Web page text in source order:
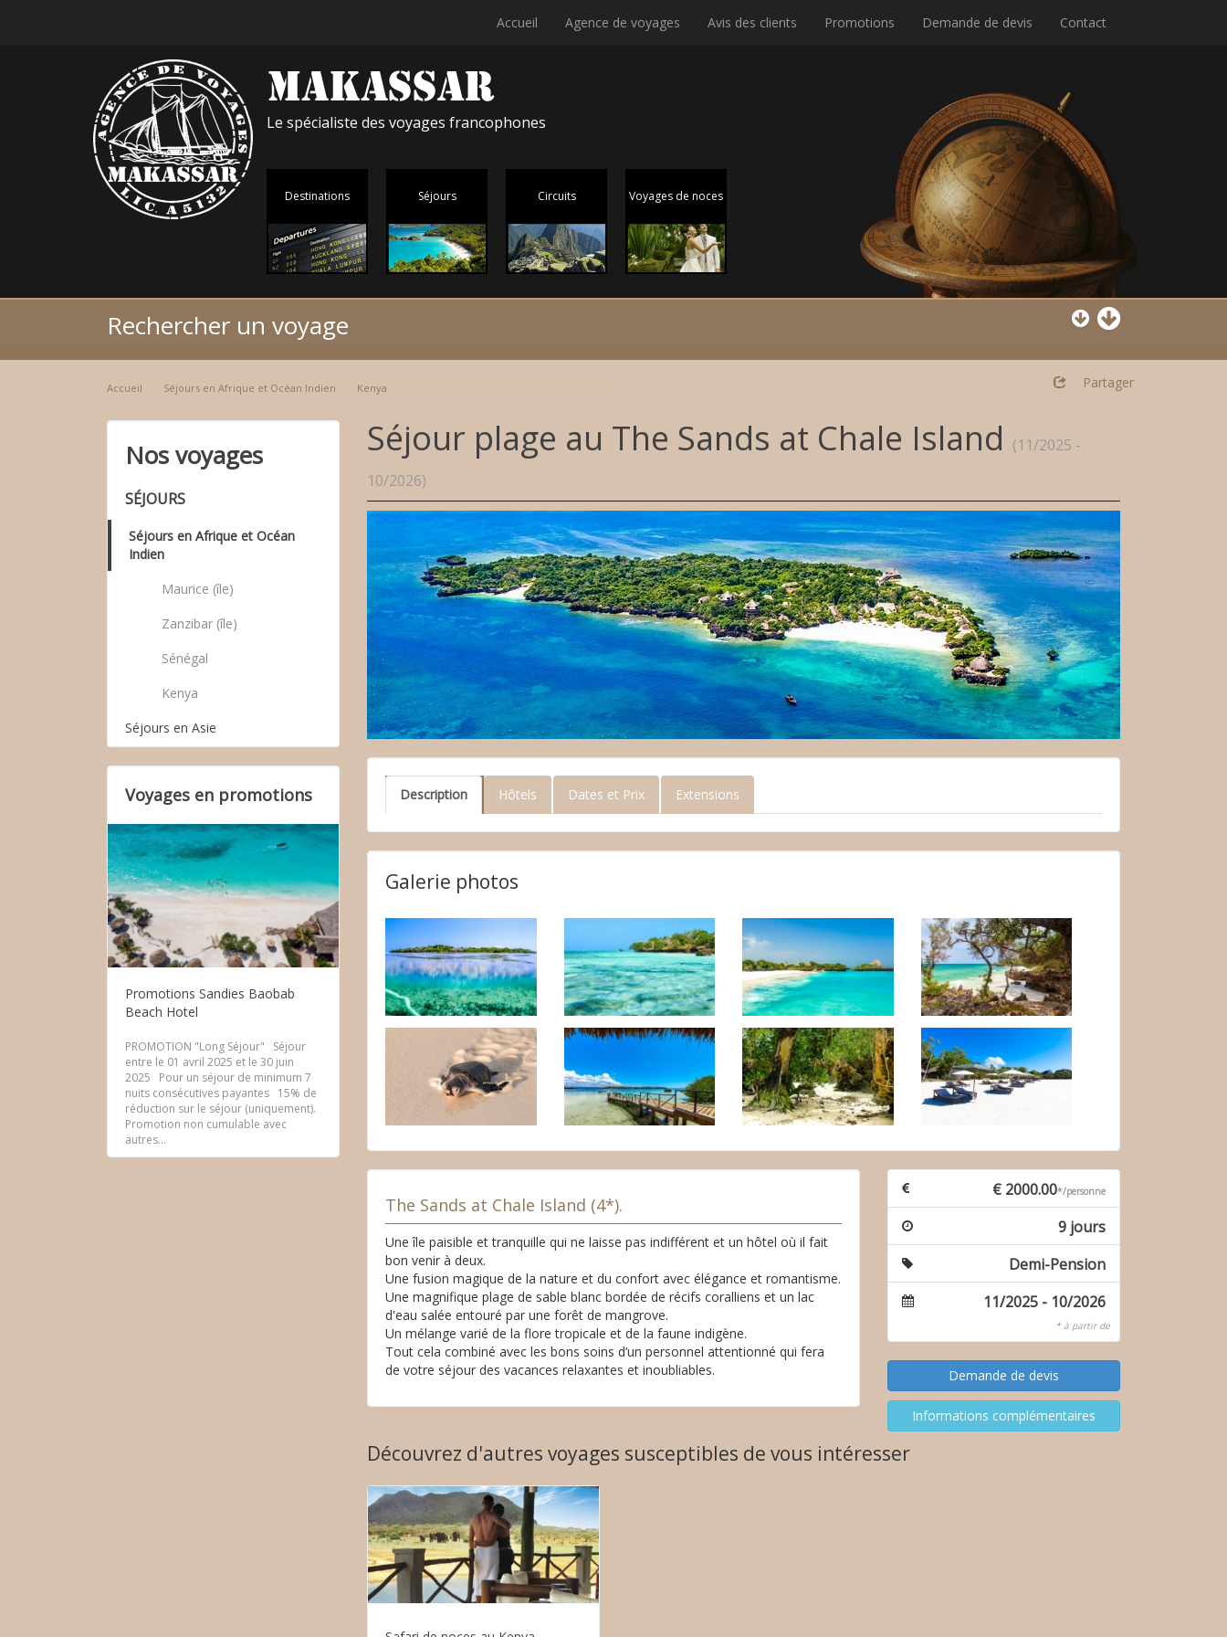
Accueil Agence de voyages Avis des clients Promotions Demande de devis Contact
Le spécialiste des voyages francophones
Destinations Séjours Circuits Voyages de noces
Rechercher un voyage
Accueil Séjours en Afrique et Océan Indien Kenya Partager
Nos voyages
SÉJOURS
Séjours en Afrique et Océan
Indien
Maurice (île)
Zanzibar (île)
Sénégal
Kenya
Séjours en Asie
Voyages en promotions
Promotions Sandies Baobab
Beach Hotel
PROMOTION "Long Séjour" Séjour
entre le 01 avril 2025 et le 30 juin
2025 Pour un séjour de minimum 7
nuits consécutives payantes 15% de
réduction sur le séjour (uniquement).
Promotion non cumulable avec
autres...
Séjour plage au The Sands at Chale Island (11/2025 -
10/2026)
Description Hôtels Dates et Prix Extensions
Galerie photos
The Sands at Chale Island (4*).
Une île paisible et tranquille qui ne laisse pas indifférent et un hôtel où il fait
bon venir à deux.
Une fusion magique de la nature et du confort avec élégance et romantisme.
Une magnifique plage de sable blanc bordée de récifs coralliens et un lac
d'eau salée entouré par une forêt de mangrove.
Un mélange varié de la flore tropicale et de la faune indigène.
Tout cela combiné avec les bons soins d’un personnel attentionné qui fera
de votre séjour des vacances relaxantes et inoubliables.
€ 2000.00*/personne
9 jours
Demi-Pension
11/2025 - 10/2026
* à partir de
Découvrez d'autres voyages susceptibles de vous intéresser